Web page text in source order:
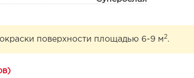
поверхности площадью 6-9 м2.